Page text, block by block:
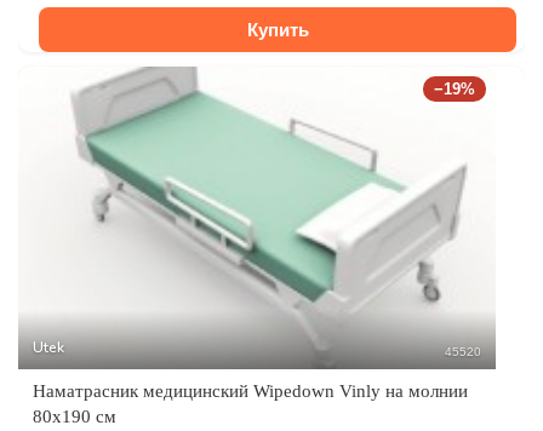
Купить
−19%
Utek 45520
Наматрасник медицинский Wipedown Vinly на молнии
80х190 см